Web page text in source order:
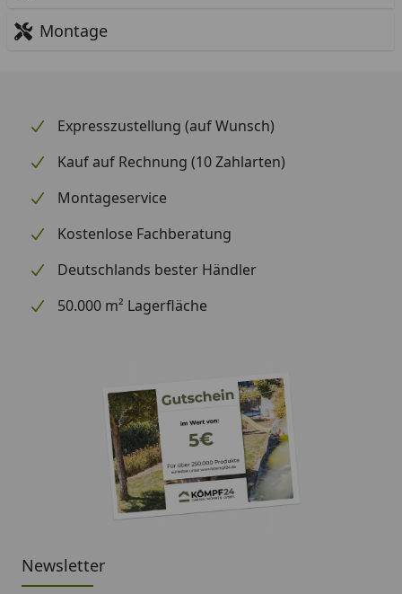
Montage
Expresszustellung (auf Wunsch)
Kauf auf Rechnung (10 Zahlarten)
Montageservice
Kostenlose Fachberatung
Deutschlands bester Händler
50.000 m² Lagerfläche
Newsletter